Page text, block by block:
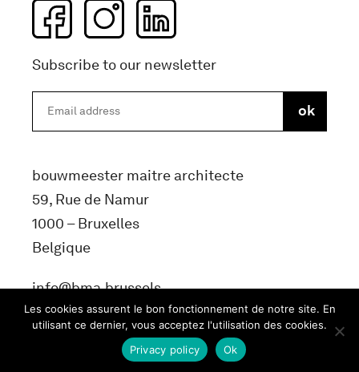
Subscribe to our newsletter
bouwmeester maitre architecte
59, Rue de Namur
1000 – Bruxelles
Belgique
info@bma.brussels
Les cookies assurent le bon fonctionnement de notre site. En
utilisant ce dernier, vous acceptez l'utilisation des cookies.
Ok
Privacy policy